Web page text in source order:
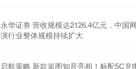
永华证券 营收规模达2126.4亿元，中国
演行业整体规模持续扩大
启航策略 新款岚图知音亮相！标配5C充